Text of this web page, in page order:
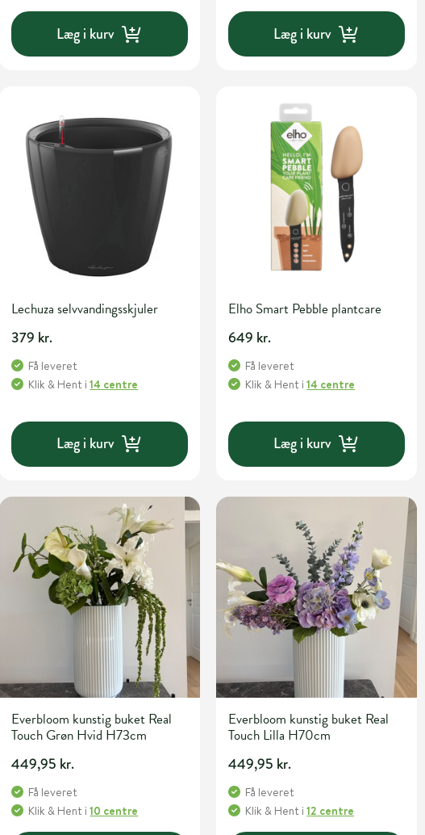
Læg i kurv Læg i kurv
Lechuza selvvandingsskjuler
379 kr.
Få leveret
Klik & Hent i14 centre
Læg i kurv
Elho Smart Pebble plantcare
649 kr.
Få leveret
Klik & Hent i14 centre
Læg i kurv
Everbloom kunstig buket Real
Touch Grøn Hvid H73cm
449,95 kr.
Få leveret
Klik & Hent i10 centre
Everbloom kunstig buket Real
Touch Lilla H70cm
449,95 kr.
Få leveret
Klik & Hent i12 centre